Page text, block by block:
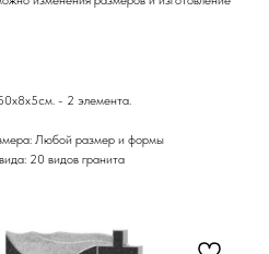
- 2 элемента.
Любой размер и формы
20 видов гранита